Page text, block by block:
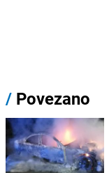
/ Povezano